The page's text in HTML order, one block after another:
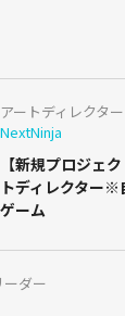
アートディレクター
NextNinja
【新規プロジェ
トディレクター
ゲーム
ダー